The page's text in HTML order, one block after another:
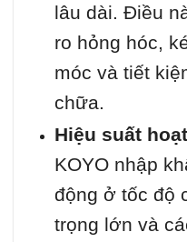
lâu dài. Điều
ro hỏng hóc,
móc và tiết
chữa.
Hiệu suất
KOYO nhập
động ở tốc độ
trọng lớn và